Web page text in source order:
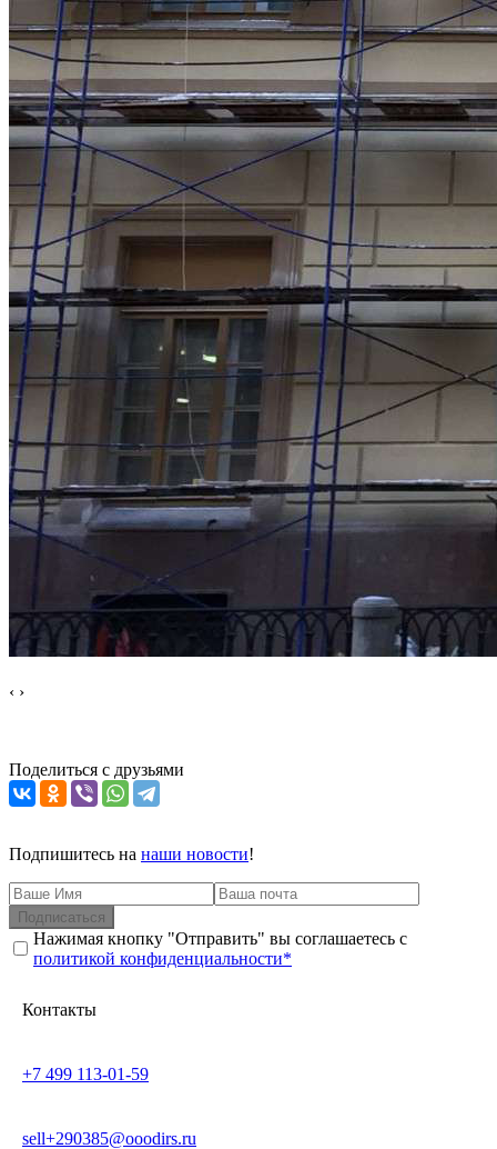
‹ ›
Поделиться с друзьями
Подпишитесь на наши новости!
Подписаться
Нажимая кнопку "Отправить" вы соглашаетесь с
политикой конфиденциальности*
Контакты
+7 499 113-01-59
sell+290385@ooodirs.ru